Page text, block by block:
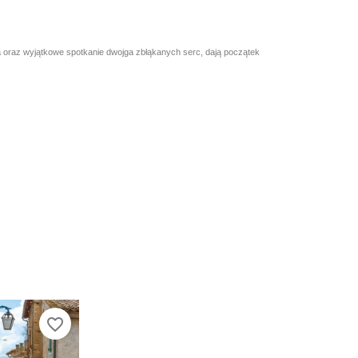
wyjątkowe spotkanie dwojga zbłąkanych serc, dają początek
favorite_border